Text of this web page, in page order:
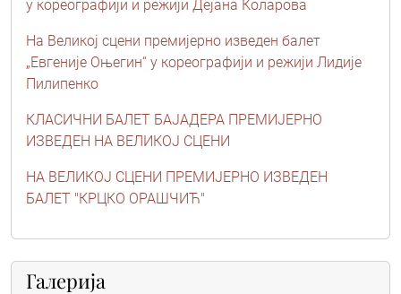
у кореографији и режији Дејана Коларова
На Великој сцени премијерно изведен балет
„Евгеније Оњегин“ у кореографији и режији Лидије
Пилипенко
КЛАСИЧНИ БАЛЕТ БАЈАДЕРА ПРЕМИЈЕРНО
ИЗВЕДЕН НА ВЕЛИКОЈ СЦЕНИ
НА ВЕЛИКОЈ СЦЕНИ ПРЕМИЈЕРНО ИЗВЕДЕН
БАЛЕТ "КРЦКО ОРАШЧИЋ"
Галерија